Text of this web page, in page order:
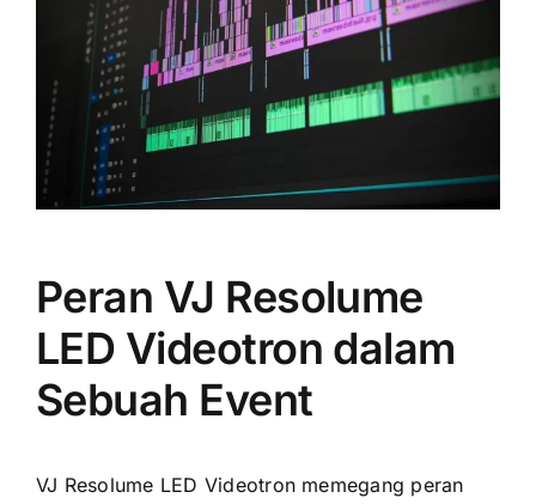
Peran VJ Resolume
LED Videotron dalam
Sebuah Event
VJ Resolume LED Videotron memegang peran